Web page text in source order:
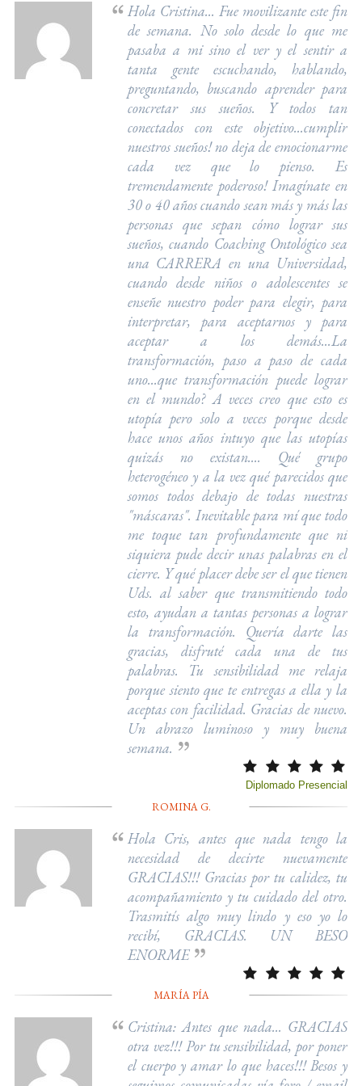
Hola Cristina... Fue movilizante este fin
de semana. No solo desde lo que me
pasaba a mi sino el ver y el sentir a
tanta gente escuchando, hablando,
preguntando, buscando aprender para
concretar sus sueños. Y todos tan
conectados con este objetivo...cumplir
nuestros sueños! no deja de emocionarme
cada vez que lo pienso. Es
tremendamente poderoso! Imagínate en
30 o 40 años cuando sean más y más las
personas que sepan cómo lograr sus
sueños, cuando Coaching Ontológico sea
una CARRERA en una Universidad,
cuando desde niños o adolescentes se
enseñe nuestro poder para elegir, para
interpretar, para aceptarnos y para
aceptar a los demás...La
transformación, paso a paso de cada
uno...que transformación puede lograr
en el mundo? A veces creo que esto es
utopía pero solo a veces porque desde
hace unos años intuyo que las utopías
quizás no existan.... Qué grupo
heterogéneo y a la vez qué parecidos que
somos todos debajo de todas nuestras
"máscaras". Inevitable para mí que todo
me toque tan profundamente que ni
siquiera pude decir unas palabras en el
cierre. Y qué placer debe ser el que tienen
Uds. al saber que transmitiendo todo
esto, ayudan a tantas personas a lograr
la transformación. Quería darte las
gracias, disfruté cada una de tus
palabras. Tu sensibilidad me relaja
porque siento que te entregas a ella y la
aceptas con facilidad. Gracias de nuevo.
Un abrazo luminoso y muy buena
semana.
Diplomado Presencial
ROMINA G.
Hola Cris, antes que nada tengo la
necesidad de decirte nuevamente
GRACIAS!!! Gracias por tu calidez, tu
acompañamiento y tu cuidado del otro.
Trasmitís algo muy lindo y eso yo lo
recibí, GRACIAS. UN BESO
ENORME
MARÍA PÍA
Cristina: Antes que nada... GRACIAS
otra vez!!! Por tu sensibilidad, por poner
el cuerpo y amar lo que haces!!! Besos y